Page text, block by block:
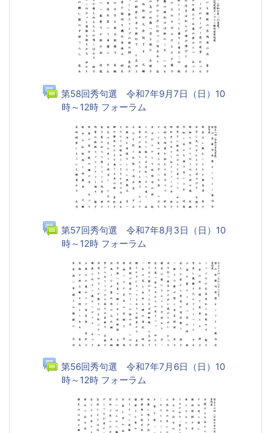
第58回秀句選 令和7年9月7日（日）10
時～12時 フォーラム
第57回秀句選 令和7年8月3日（日）10
時～12時 フォーラム
第56回秀句選 令和7年7月6日（日）10
時～12時 フォーラム